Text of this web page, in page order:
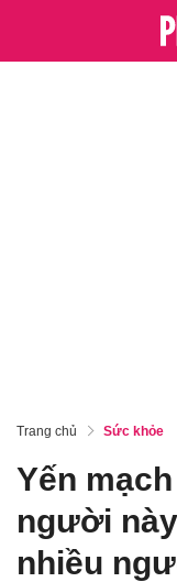
Trang chủ Sức khỏe
Yến
người
nhiều